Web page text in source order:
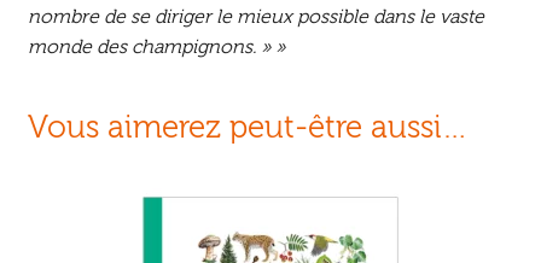
nombre de se diriger le mieux possible dans le vaste
monde des champignons. » »
Vous aimerez peut-être aussi…